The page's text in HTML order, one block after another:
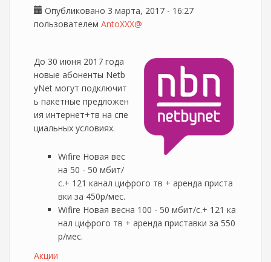
Опубликовано 3 марта, 2017 - 16:27
пользователем AntoXXX@
До 30 июня 2017 года
новые абоненты Netb
yNet могут подключит
ь пакетные предложен
ия интернет+тв на спе
циальных условиях.
Wifire Новая вес
на 50 - 50 мбит/
с.+ 121 канал цифрого тв + аренда приста
вки за 450р/мес.
Wifire Новая весна 100 - 50 мбит/с.+ 121 ка
нал цифрого тв + аренда приставки за 550
р/мес.
Акции